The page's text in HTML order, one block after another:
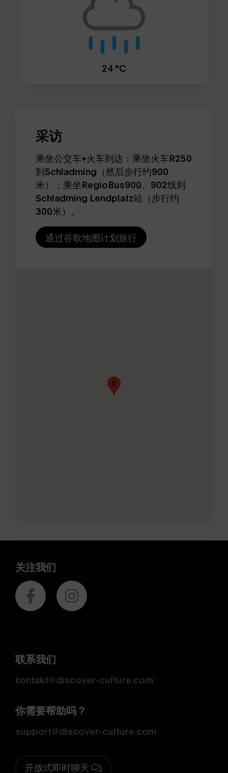
24 °C
采访
乘坐公交车+火车到达：乘坐火车R250
到Schladming（然后步行约900
米）；乘坐RegioBus900、902线到
Schladming Lendplatz站（步行约
300米）。
通过谷歌地图计划旅行
关注我们
联系我们
kontakt@discover-culture.com
你需要帮助吗？
support@discover-culture.com
开放式即时聊天